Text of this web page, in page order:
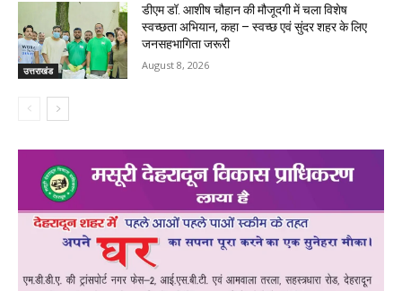
उत्तराखंड
डीएम डॉ. आशीष चौहान की मौजूदगी में चला विशेष
स्वच्छता अभियान, कहा – स्वच्छ एवं सुंदर शहर के लिए
जनसहभागिता जरूरी
August 8, 2026